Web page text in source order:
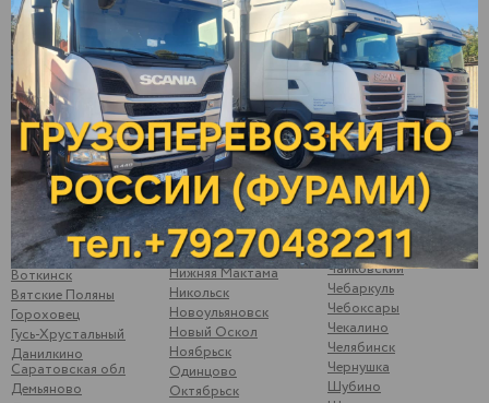
Варна
Верхние Татышлы
Верхняя Мактама
Верхошижемье
Владимир
Волгоград
Волжск
Волжский
Вологда
Волоколамск
Волчанка
Вольск
Воронеж
Воткинск
Вятские Поляны
Гороховец
Гусь-Хрустальный
Данилкино
Саратовская обл
Демьяново
Менделеевск
Можайск
Можга
Москва
Мулянка
Муром
Набережные Челны
Невьянск
Нефтеюганск
Нижневартовск
Нижнекамск
Нижний Новгород
Нижний Тагил
Нижняя Мактама
Никольск
Новоульяновск
Новый Оскол
Ноябрьск
Одинцово
Октябрьск
Сызрань
Сыктывкар
Тамбов
Тверь
Темрюк
Тимашево
Тольятти
Ува
Ульяновск
Усть-Катав
Уфа
Ухта
Цильна
Чайковский
Чебаркуль
Чебоксары
Чекалино
Челябинск
Чернушка
Шубино